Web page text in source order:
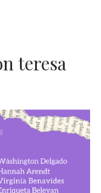
teresa